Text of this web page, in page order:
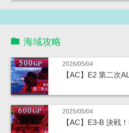
海域攻略
2026/05/04
【AC】E2 第二次
2025/05/04
【AC】E3-B 決戦